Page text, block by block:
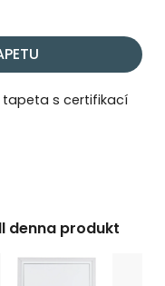
s certifikací
denna produkt